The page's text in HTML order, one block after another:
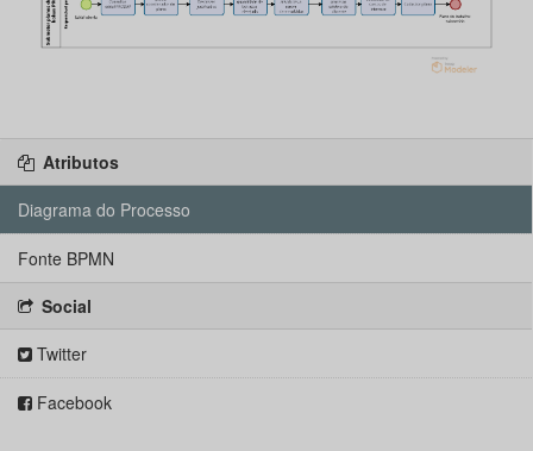
Atributos
Diagrama do Processo
Fonte BPMN
Social
Twitter
Facebook